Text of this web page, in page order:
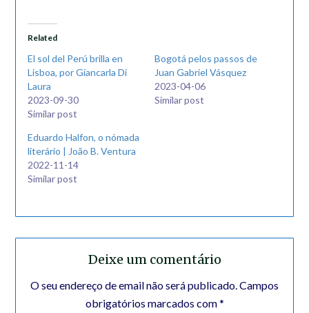
Related
El sol del Perú brilla en
Lisboa, por Giancarla Di
Laura
2023-09-30
Similar post
Bogotá pelos passos de
Juan Gabriel Vásquez
2023-04-06
Similar post
Eduardo Halfon, o nómada
literário | João B. Ventura
2022-11-14
Similar post
Deixe um comentário
O seu endereço de email não será publicado. Campos
obrigatórios marcados com*